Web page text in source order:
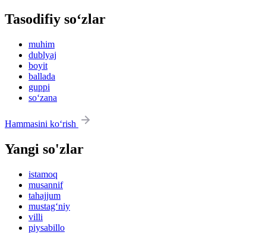
Tasodifiy so‘zlar
muhim
dublyaj
boyit
ballada
guppi
so‘zana
Hammasini ko‘rish
Yangi so'zlar
istamoq
musannif
tahajjum
mustag‘niy
villi
piysabillo